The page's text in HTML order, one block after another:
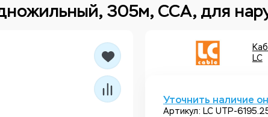
305м, CCA, для
LC
Уточнить наличие
Артикул: LC UTP-